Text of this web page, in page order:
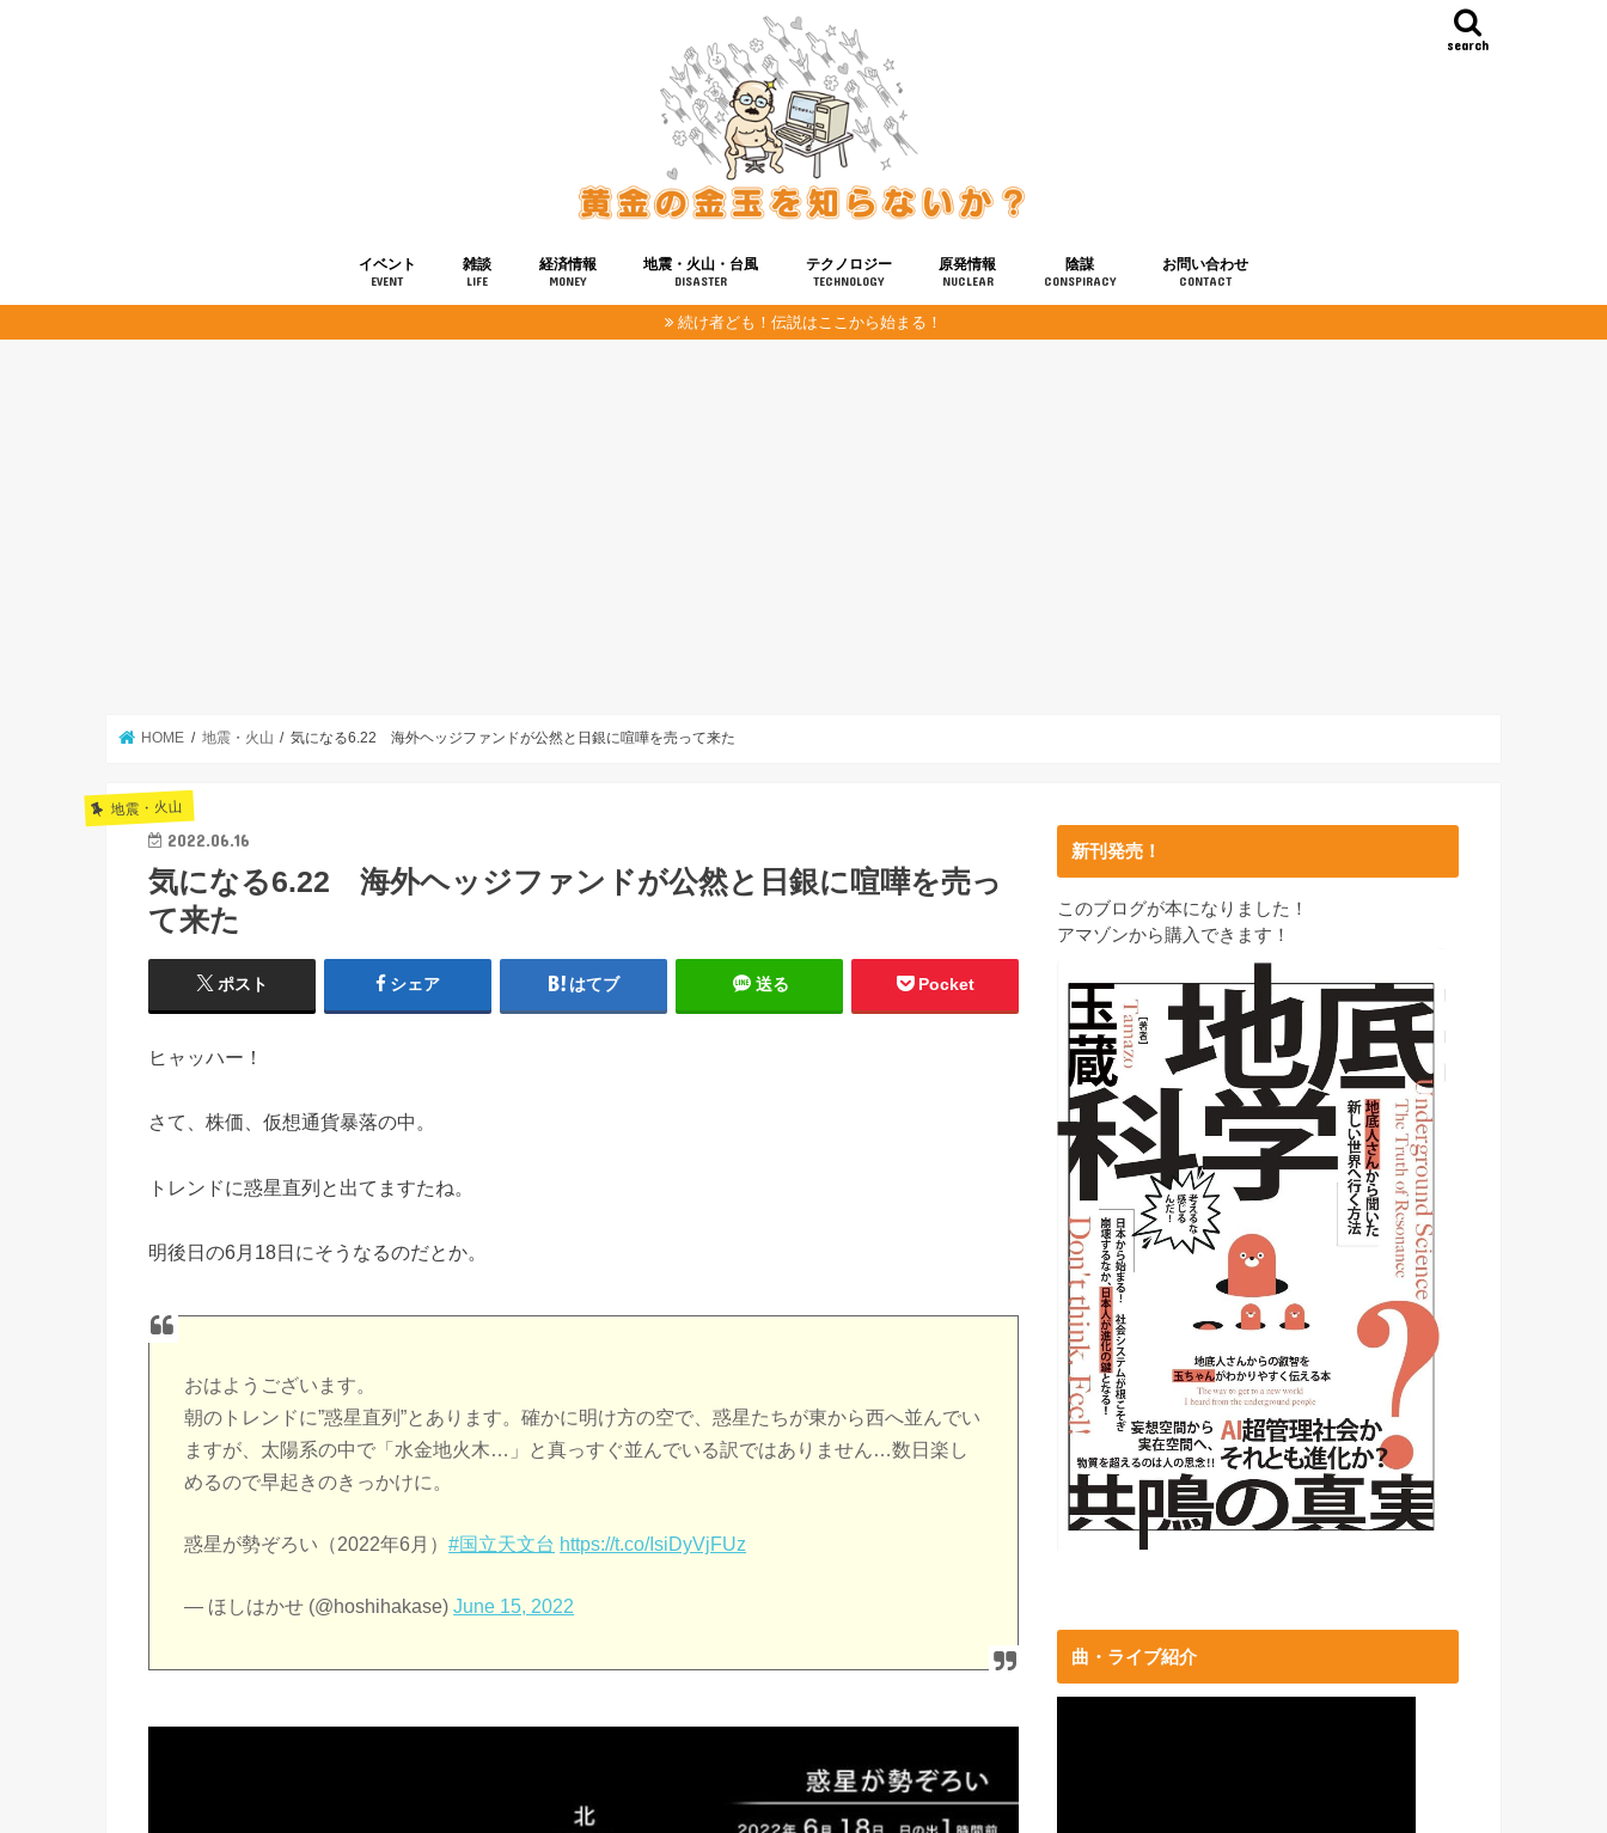
search
イベント
EVENT
雑談
LIFE
経済情報
MONEY
地震・火山・台風
DISASTER
テクノロジー
TECHNOLOGY
健康
宇宙
原発情報
NUCLEAR
陰謀
CONSPIRACY
お問い合わせ
CONTACT
続け者ども！伝説はここから始まる！
HOME 地震・火山 気になる6.22 海外ヘッジファンドが公然と日銀に喧嘩を売って来た
地震・火山
2022.06.16
気になる6.22 海外ヘッジファンドが公然と日銀に喧嘩を売っ
て来た
ポスト シェア はてブ 送る Pocket
ヒャッハー！
さて、株価、仮想通貨暴落の中。
トレンドに惑星直列と出てますたね。
明後日の6月18日にそうなるのだとか。
おはようございます。
朝のトレンドに”惑星直列”とあります。確かに明け方の空で、惑星たちが東から西へ並んでい
ますが、太陽系の中で「水金地火木…」と真っすぐ並んでいる訳ではありません…数日楽し
めるので早起きのきっかけに。
惑星が勢ぞろい（2022年6月）#国立天文台 https://t.co/IsiDyVjFUz
— ほしはかせ (@hoshihakase)June 15, 2022
新刊発売！
このブログが本になりました！
アマゾンから購入できます！
曲・ライブ紹介